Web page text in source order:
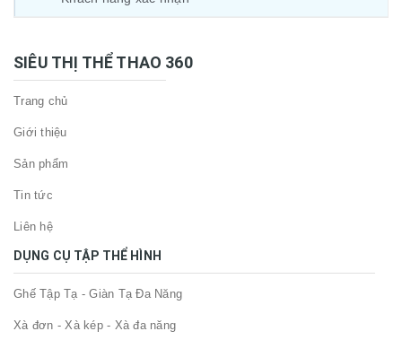
SIÊU THỊ THỂ THAO 360
Trang chủ
Giới thiệu
Sản phẩm
Tin tức
Liên hệ
DỤNG CỤ TẬP THỂ HÌNH
Ghế Tập Tạ - Giàn Tạ Đa Năng
Xà đơn - Xà kép - Xà đa năng